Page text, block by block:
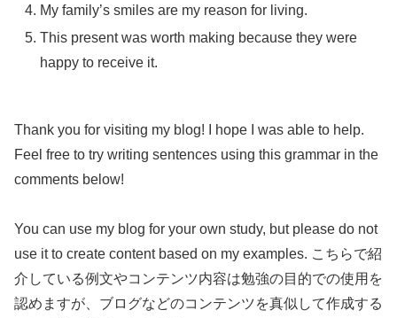
My family’s smiles are my reason for living.
This present was worth making because they were
happy to receive it.
Thank you for visiting my blog! I hope I was able to help.
Feel free to try writing sentences using this grammar in the
comments below!
You can use my blog for your own study, but please do not
use it to create content based on my examples. こちらで紹
介している例文やコンテンツ内容は勉強の目的での使用を
認めますが、ブログなどのコンテンツを真似して作成する